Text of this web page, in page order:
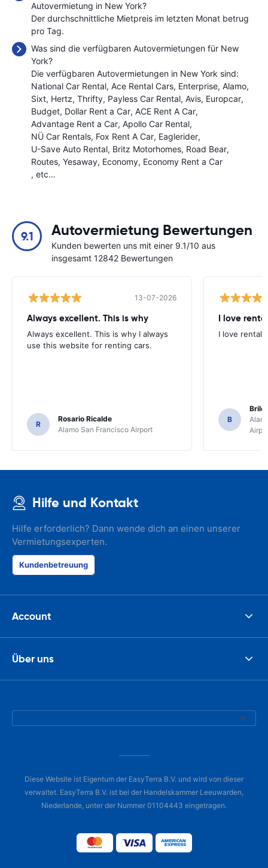
Autovermietung in New York?
Der durchschnittliche Mietpreis im letzten Monat betrug
pro Tag.
Was sind die verfügbaren Autovermietungen für New
York?
Die verfügbaren Autovermietungen in New York sind:
National Car Rental Ace Rental Cars Enterprise Alamo
Sixt Hertz Thrifty Payless Car Rental Avis Europcar
Budget Dollar Rent a Car ACE Rent A Car
Advantage Rent a Car Apollo Car Rental
NÜ Car Rentals Fox Rent A Car Eaglerider
U-Save Auto Rental Britz Motorhomes Road Bear
Routes Yesaway Economy Economy Rent a Car
, etc…
9.1 Autovermietung Bewertungen
Kunden bewerten uns mit einer 9.1/10 aus
insgesamt 12842 Bewertungen
13-07-2026
Always excellent. This is why
Always excellent. This is why I always
use this website for renting cars.
R
Rosario Ricalde
Alamo San Francisco Airport
I love
I love rental
B
Hilfe und Kontakt
Hilfe erforderlich? Dann wende dich an einen unserer
Vermietungsexperten.
Kundenbetreuung
Account
Über uns
Diese Website ist Eigentum der EasyTerra B.V. und wird von dieser
verwaltet. EasyTerra B.V. ist bei der Handelskammer Leeuwarden,
Niederlande, unter der Nummer 01104443 eingetragen.